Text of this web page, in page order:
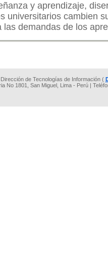
y aprendizaje,
universitarios cambien
las demandas de los
de Tecnologías de Información (
No 1801, San Miguel, Lima - Perú |